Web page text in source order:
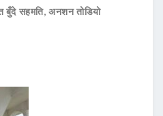
बुँदे सहमति, अनशन तोडियो